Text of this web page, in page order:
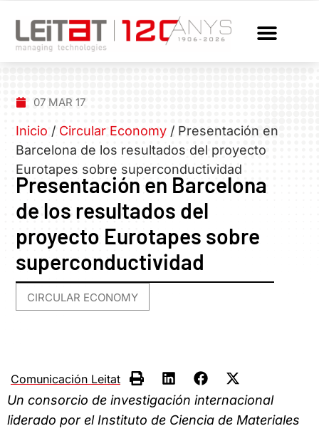
07 MAR 17
Inicio / Circular Economy / Presentación en
Barcelona de los resultados del proyecto
Eurotapes sobre superconductividad
Presentación en Barcelona
de los resultados del
proyecto Eurotapes sobre
superconductividad
CIRCULAR ECONOMY
Comunicación Leitat
Un consorcio de investigación internacional
liderado por el Instituto de Ciencia de Materiales